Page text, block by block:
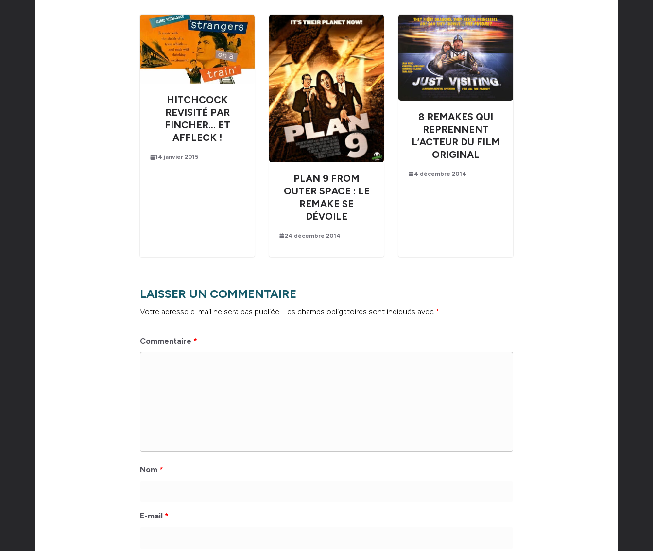
HITCHCOCK
REVISITÉ PAR
FINCHER… ET
AFFLECK !
14 janvier 2015
PLAN 9 FROM
OUTER SPACE : LE
REMAKE SE
DÉVOILE
24 décembre 2014
8 REMAKES QUI
REPRENNENT
L’ACTEUR DU FILM
ORIGINAL
4 décembre 2014
LAISSER UN COMMENTAIRE
Votre adresse e-mail ne sera pas publiée. Les champs obligatoires sont indiqués avec *
Commentaire *
Nom *
E-mail *